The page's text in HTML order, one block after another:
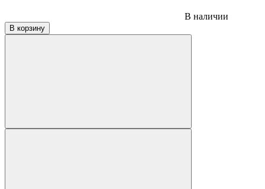
В наличии
В корзину